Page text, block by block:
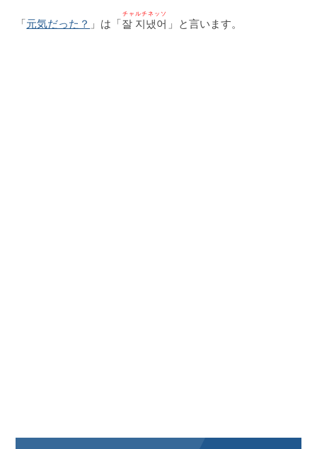
「元気だった？ 」は「잘 지냈어
チャルチネッソ
」と言います。